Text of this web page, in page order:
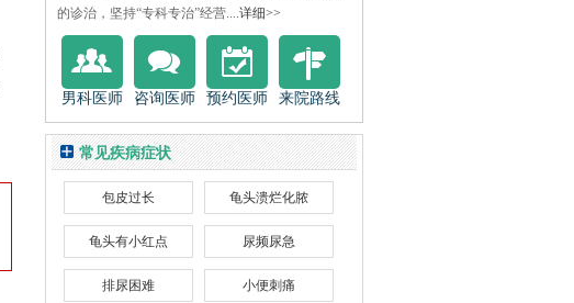
的诊治，坚持“专科专治”经营....详细>>
男科医师 咨询医师 预约医师 来院路线
常见疾病症状
包皮过长 龟头溃烂化脓
龟头有小红点 尿频尿急
排尿困难 小便刺痛